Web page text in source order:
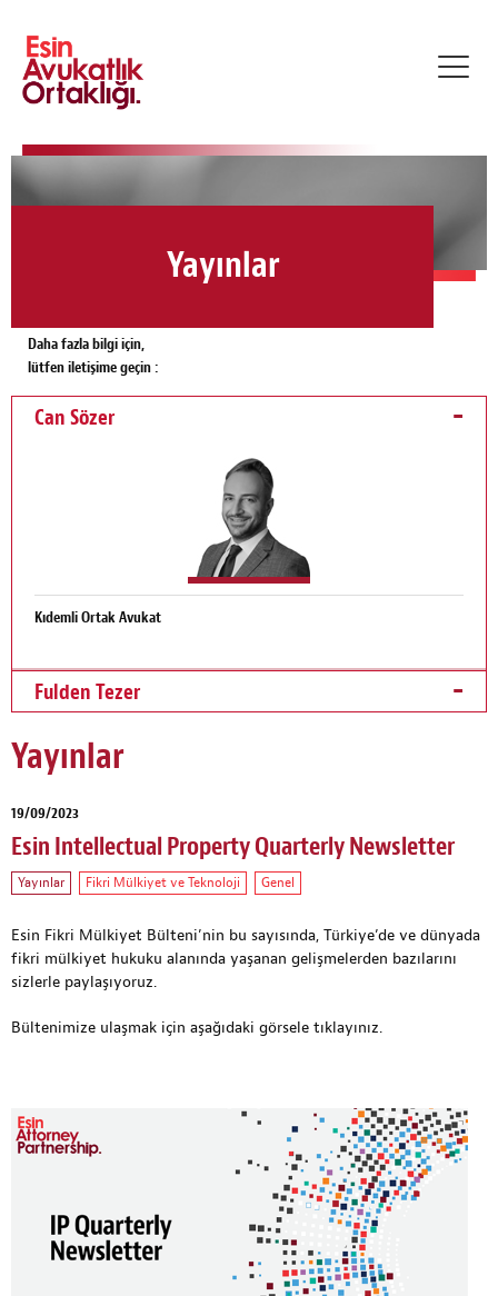
Yayınlar
Daha fazla bilgi için,
lütfen iletişime geçin :
Can Sözer
Kıdemli Ortak Avukat
Fulden Tezer
Yayınlar
19/09/2023
Esin Intellectual Property Quarterly Newsletter
Yayınlar Fikri Mülkiyet ve Teknoloji Genel
Esin Fikri Mülkiyet Bülteni’nin bu sayısında, Türkiye’de ve dünyada
fikri mülkiyet hukuku alanında yaşanan gelişmelerden bazılarını
sizlerle paylaşıyoruz.
Bültenimize ulaşmak için aşağıdaki görsele tıklayınız.